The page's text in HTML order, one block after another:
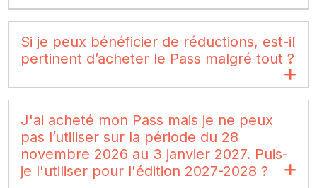
Si je peux bénéficier de réductions, est-il
pertinent d’acheter le Pass malgré tout ?
J'ai acheté mon Pass mais je ne peux
pas l’utiliser sur la période du 28
novembre 2026 au 3 janvier 2027. Puis-
je l'utiliser pour l'édition 2027-2028 ?